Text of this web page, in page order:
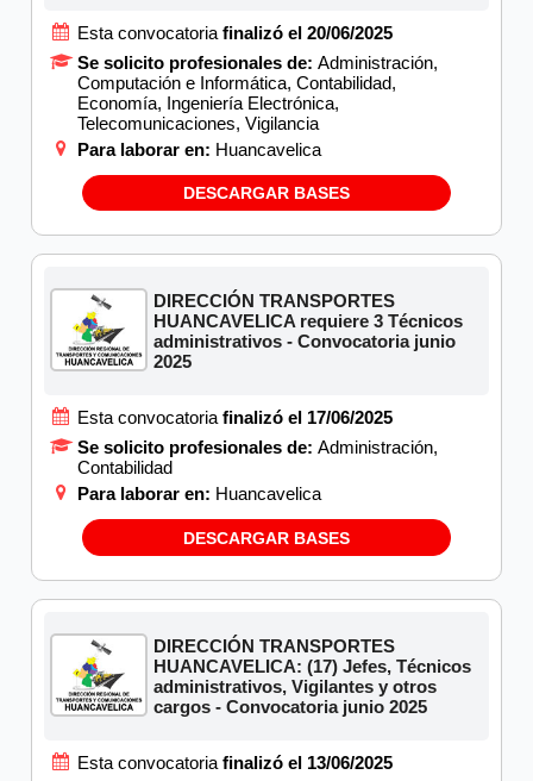
Esta convocatoria finalizó el 20/06/2025
Se solicito profesionales de: Administración,
Computación e Informática, Contabilidad,
Economía, Ingeniería Electrónica,
Telecomunicaciones, Vigilancia
Para laborar en: Huancavelica
DESCARGAR BASES
DIRECCIÓN TRANSPORTES
HUANCAVELICA requiere 3 Técnicos
administrativos - Convocatoria junio
2025
Esta convocatoria finalizó el 17/06/2025
Se solicito profesionales de: Administración,
Contabilidad
Para laborar en: Huancavelica
DESCARGAR BASES
DIRECCIÓN TRANSPORTES
HUANCAVELICA: (17) Jefes, Técnicos
administrativos, Vigilantes y otros
cargos - Convocatoria junio 2025
Esta convocatoria finalizó el 13/06/2025